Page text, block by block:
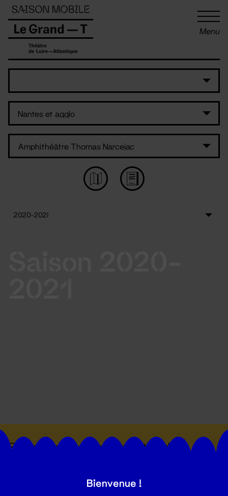
Menu
Suivez toutes les actualités du
Panneau de gestion des cookies
Bienvenue !